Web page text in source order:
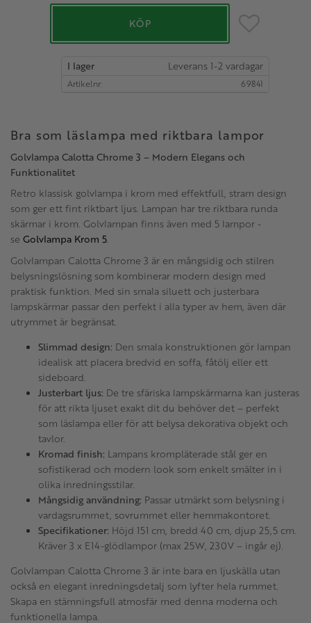
KÖP Lägg till i
I lager
Artikelnr 69841
Bra som läslampa med riktbara lampor
Golvlampa Calotta Chrome 3 – Modern Elegans och
Funktionalitet
Retro klassisk golvlampa i krom med effektfull, stram design
som ger ett fint riktbart ljus. Lampan har tre riktbara runda
skärmar i krom. Golvlampan finns även med 5 lampor -
se Golvlampa Krom 5.
Golvlampan Calotta Chrome 3 är en mångsidig och stilren
belysningslösning som kombinerar modern design med
praktisk funktion. Med sin smala siluett och justerbara
lampskärmar passar den perfekt i alla typer av hem, även där
utrymmet är begränsat.
Slimmad design: Den smala konstruktionen gör lampan
idealisk att placera bredvid en soffa, fåtölj eller ett
sideboard.
Justerbart ljus: De tre sfäriska lampskärmarna kan justeras
för att rikta ljuset exakt dit du behöver det – perfekt
som läslampa eller för att belysa dekorativa objekt och
tavlor.
Kromad finish: Lampans krompläterade stål ger en
sofistikerad och modern look som enkelt smälter in i
olika inredningsstilar.
Mångsidig användning: Passar utmärkt som belysning i
vardagsrummet, sovrummet eller hemmakontoret.
Specifikationer: Höjd 151 cm, bredd 40 cm, djup 25,5 cm.
Kräver 3 x E14-glödlampor (max 25W, 230V – ingår ej).
Golvlampan Calotta Chrome 3 är inte bara en ljuskälla utan
också en elegant inredningsdetalj som lyfter hela rummet.
Skapa en stämningsfull atmosfär med denna moderna och
funktionella lampa.